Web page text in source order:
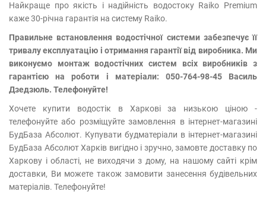
Найкраще про якість і надійність водостоку Raiko Premium
каже 30-річна гарантія на систему Raiko.
Правильне встановлення водостічної системи забезпечує її
тривалу експлуатацію і отримання гарантії від виробника. Ми
виконуємо монтаж водостічних систем всіх виробників з
гарантією на роботи і матеріали: 050-764-98-45 Василь
Дзедзюль. Телефонуйте!
Хочете купити водостік в Харкові за низькою ціною -
телефонуйте або розміщуйте замовлення в інтернет-магазині
БудБаза Абсолют. Купувати будматеріали в інтернет-магазині
БудБаза Абсолют Харків вигідно і зручно, замовте доставку по
Харкову і області, не виходячи з дому, на нашому сайті крім
доставки, Ви можете також замовити занесення будівельних
матеріалів. Телефонуйте!